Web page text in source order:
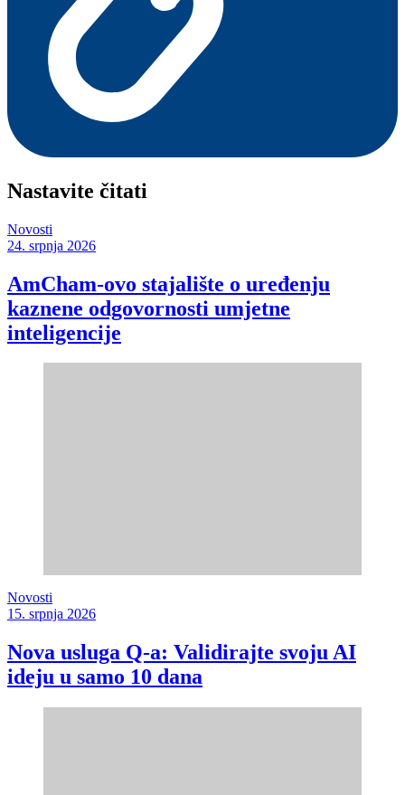
Nastavite čitati
Novosti
24. srpnja 2026
AmCham-ovo stajalište o uređenju
kaznene odgovornosti umjetne
inteligencije
Novosti
15. srpnja 2026
Nova usluga Q-a: Validirajte svoju AI
ideju u samo 10 dana